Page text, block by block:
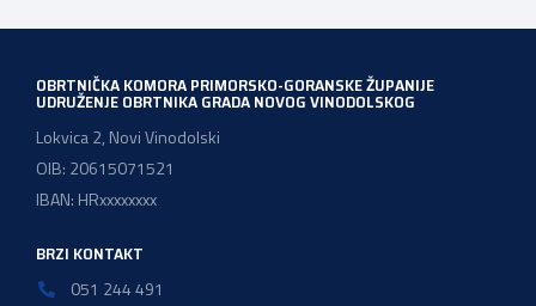
OBRTNIČKA KOMORA PRIMORSKO-GORANSKE ŽUPANIJE
UDRUŽENJE OBRTNIKA GRADA NOVOG VINODOLSKOG
Lokvica 2, Novi Vinodolski
OIB: 20615071521
IBAN: HRxxxxxxxx
BRZI KONTAKT
051 244 491